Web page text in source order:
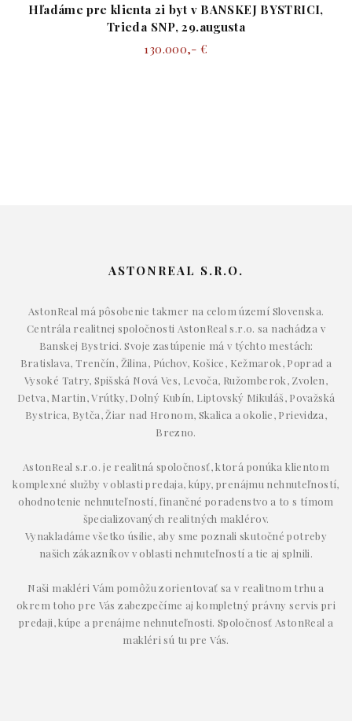
BYSTRICI,
Hľadáme pre klienta 2 izb. byt na ul.
ASTONREAL S.R.O.
AstonReal má pôsobenie takmer na celom území Slovenska.
Centrála realitnej spoločnosti AstonReal s.r.o. sa nachádza v
Banskej Bystrici. Svoje zastúpenie má v týchto mestách:
Bratislava, Trenčín, Žilina, Púchov, Košice, Kežmarok, Poprad a
Vysoké Tatry, Spišská Nová Ves, Levoča, Ružomberok, Zvolen,
Detva, Martin, Vrútky, Dolný Kubín, Liptovský Mikuláš, Považská
Bystrica, Bytča, Žiar nad Hronom, Skalica a okolie, Prievidza,
Brezno.
AstonReal s.r.o. je realitná spoločnosť, ktorá ponúka klientom
komplexné služby v oblasti predaja, kúpy, prenájmu nehnuteľností,
ohodnotenie nehnuteľností, finančné poradenstvo a to s tímom
špecializovaných realitných maklérov.
Vynakladáme všetko úsilie, aby sme poznali skutočné potreby
našich zákazníkov v oblasti nehnuteľností a tie aj splnili.
Naši makléri Vám pomôžu zorientovať sa v realitnom trhu a
okrem toho pre Vás zabezpečíme aj kompletný právny servis pri
predaji, kúpe a prenájme nehnuteľnosti. Spoločnosť AstonReal a
makléri sú tu pre Vás.